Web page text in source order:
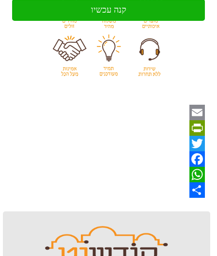
קנה עכשיו
Email
PrintFriendly
Twitter
Facebook
WhatsApp